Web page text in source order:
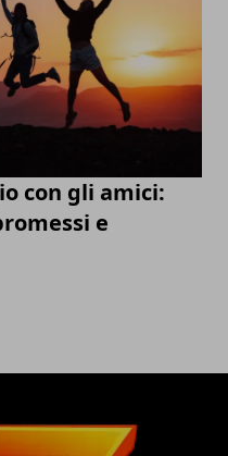
con gli amici:
e